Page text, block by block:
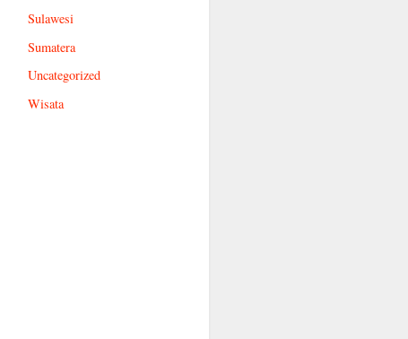
Sulawesi
Sumatera
Uncategorized
Wisata